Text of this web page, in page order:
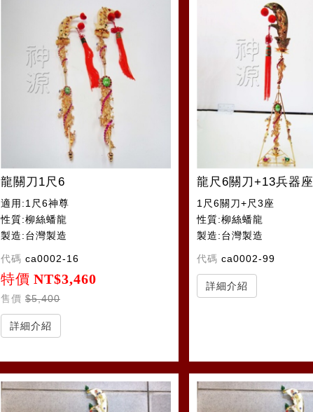
龍關刀1尺6
適用:1尺6神尊
性質:柳絲蟠龍
製造:台灣製造
代碼 ca0002-16
特價 NT$3,460
售價 $5,400
詳細介紹
龍尺6關刀+13兵器座
1尺6關刀+尺3座
性質:柳絲蟠龍
製造:台灣製造
代碼 ca0002-99
詳細介紹